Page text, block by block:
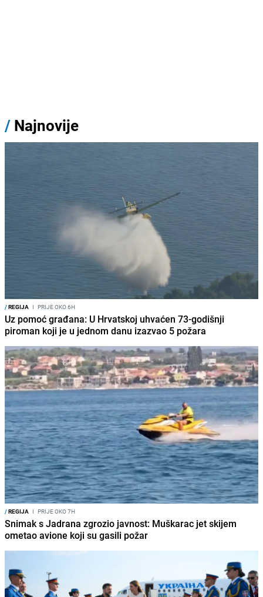
/ Najnovije
/REGIJA I PRIJE OKO 6H
Uz pomoć građana: U Hrvatskoj uhvaćen 73-godišnji
piroman koji je u jednom danu izazvao 5 požara
/REGIJA I PRIJE OKO 7H
Snimak s Jadrana zgrozio javnost: Muškarac jet skijem
ometao avione koji su gasili požar